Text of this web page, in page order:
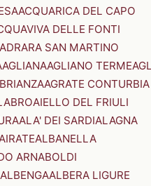
ACQUARICA DEL CAPO
DELLE FONTI
ADRARA SAN MARTINO
AGLIANAAGLIANO TERME
AGRATE CONTURBIA
AIELLO DEL FRIULI
ALA' DEI SARDIALAGNA
ALBANELLA
ARNABOLDI
ALBENGAALBERA LIGURE